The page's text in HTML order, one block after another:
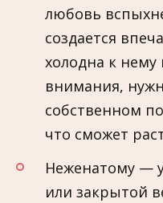
любовь
создается
холодна к нему
внимания,
собственном
что сможет
Неженатому —
или закрытой